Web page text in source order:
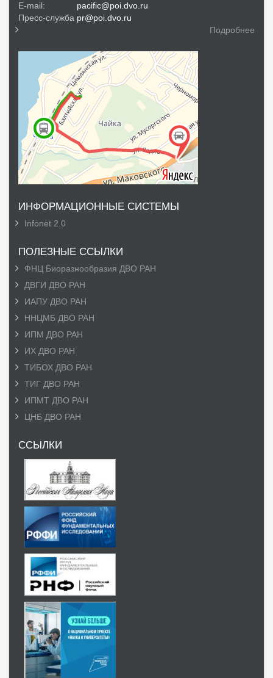
E-mail:
pacific@poi.dvo.ru
Пресс-служба pr@poi.dvo.ru
Подробнее
ИНФОРМАЦИОННЫЕ СИСТЕМЫ
Infonet 2.0
ПОЛЕЗНЫЕ ССЫЛКИ
ФНЦ Биоразнообразия ДВО РАН
ДВГИ ДВО РАН
ИАПУ ДВО РАН
ННЦМБ ДВО РАН
ИПМ ДВО РАН
ИХ ДВО РАН
ТИБОХ ДВО РАН
ТИГ ДВО РАН
ИПМТ ДВО РАН
ЦНБ ДВО РАН
ССЫЛКИ